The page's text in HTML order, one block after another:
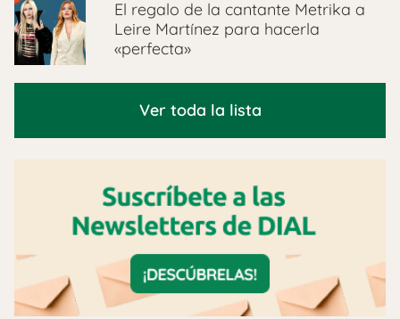
El regalo de la cantante Metrika a
Leire Martínez para hacerla
«perfecta»
Ver toda la lista